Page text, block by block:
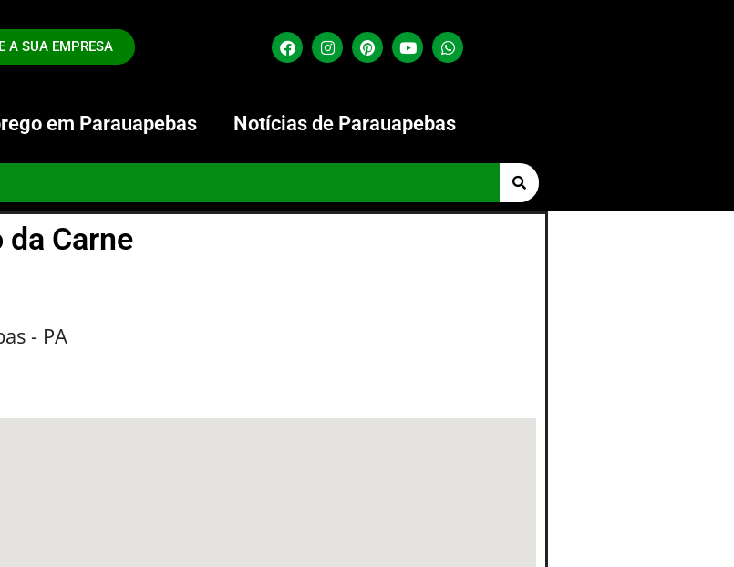
A SUA EMPRESA
em Parauapebas Notícias de Parauapebas
da Carne
- PA